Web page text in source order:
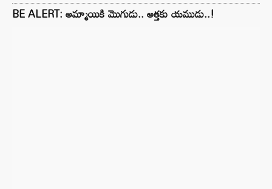
BE ALERT: అమ్మాయికి మొగుడు.. అత్తకు యముడు..!